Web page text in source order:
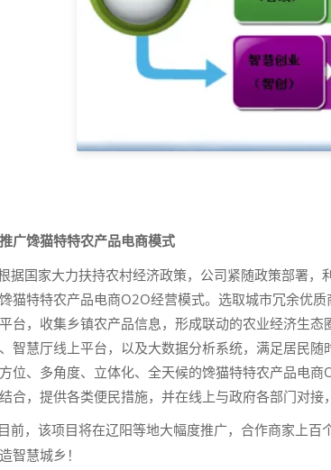
广馋猫特特农产品电商模式
国家大力扶持农村经济政策，公司紧随政策部署，
猫特特农产品电商O2O经营模式。选取城市冗余优
台，收集乡镇农产品信息，形成联动的农业经济生
智慧厅线上平台，以及大数据分析系统，满足居民
位、多角度、立体化、全天候的馋猫特特农产品电
合，提供各类便民措施，并在线上与政府各部门对接
，该项目将在辽阳等地大幅度推广，合作商家上百
智慧城乡！